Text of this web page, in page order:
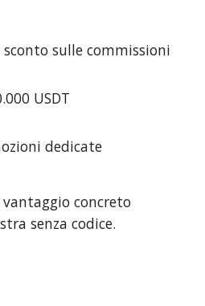
sconto sulle commissioni
USDT
dedicate
concreto
senza codice.